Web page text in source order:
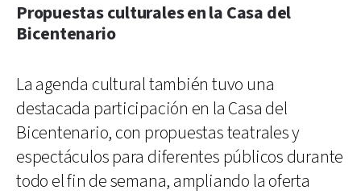
Propuestas culturales en la Casa del
Bicentenario
La agenda cultural también tuvo una
destacada participación en la Casa del
Bicentenario, con propuestas teatrales y
espectáculos para diferentes públicos durante
todo el fin de semana, ampliando la oferta